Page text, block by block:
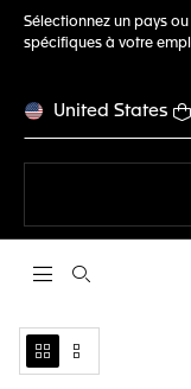
Sélectionnez un pays
spécifiques à votre
United States
Ouvrir la barre